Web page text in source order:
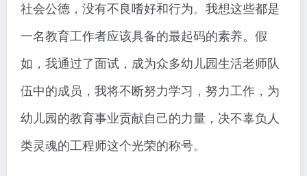
社会公德，没有不良嗜好和行为。我想这些都是
一名教育工作者应该具备的最起码的素养。假
如，我通过了面试，成为众多幼儿园生活老师队
伍中的成员，我将不断努力学习，努力工作，为
幼儿园的教育事业贡献自己的力量，决不辜负人
类灵魂的工程师这个光荣的称号。